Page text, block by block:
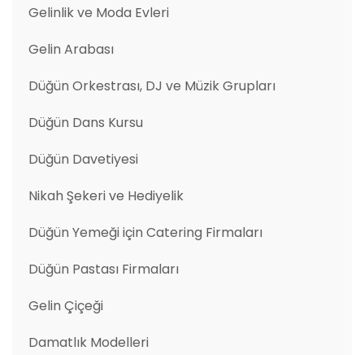
Gelinlik ve Moda Evleri
Gelin Arabası
Düğün Orkestrası, DJ ve Müzik Grupları
Düğün Dans Kursu
Düğün Davetiyesi
Nikah Şekeri ve Hediyelik
Düğün Yemeği için Catering Firmaları
Düğün Pastası Firmaları
Gelin Çiçeği
Damatlık Modelleri